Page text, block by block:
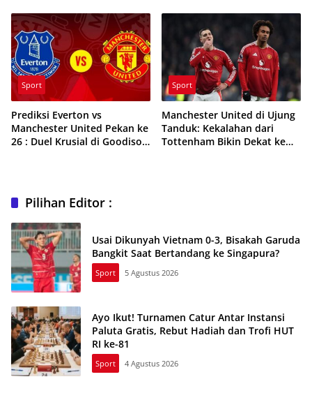
Sport
Prediksi Everton vs
Manchester United Pekan ke
26 : Duel Krusial di Goodison
Sport
Manchester United di Ujung
Tanduk: Kekalahan dari
Tottenham Bikin Dekat ke
Pilihan Editor :
Usai Dikunyah Vietnam 0-3, Bisakah Garuda
Bangkit Saat Bertandang ke Singapura?
Sport 5 Agustus 2026
Ayo Ikut! Turnamen Catur Antar Instansi
Paluta Gratis, Rebut Hadiah dan Trofi HUT
RI ke-81
Sport 4 Agustus 2026